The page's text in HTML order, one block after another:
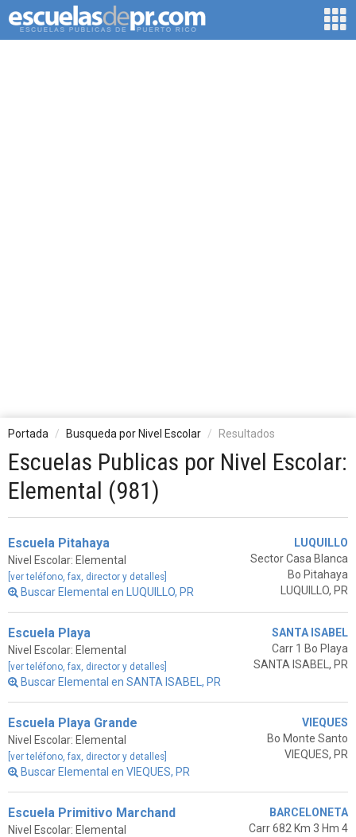
Portada Busqueda por Nivel Escolar Resultados
Escuelas Publicas por Nivel Escolar:
Elemental (981)
Escuela Pitahaya
Nivel Escolar: Elemental
[ver teléfono, fax, director y detalles]
Buscar Elemental en LUQUILLO, PR
LUQUILLO
Sector Casa Blanca
Bo Pitahaya
LUQUILLO, PR
Escuela Playa
Nivel Escolar: Elemental
[ver teléfono, fax, director y detalles]
Buscar Elemental en SANTA ISABEL, PR
SANTA ISABEL
Carr 1 Bo Playa
SANTA ISABEL, PR
Escuela Playa Grande
Nivel Escolar: Elemental
[ver teléfono, fax, director y detalles]
Buscar Elemental en VIEQUES, PR
VIEQUES
Bo Monte Santo
VIEQUES, PR
Escuela Primitivo Marchand
Nivel Escolar: Elemental
BARCELONETA
Carr 682 Km 3 Hm 4